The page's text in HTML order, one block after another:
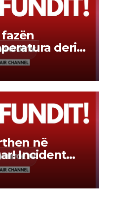
deri
mbrojtje
në
Incident
trans-
hetojnë